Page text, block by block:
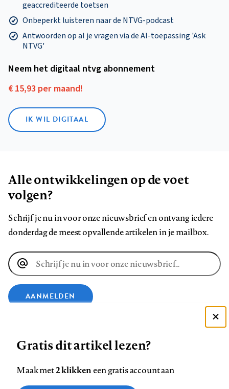
geaccrediteerde toetsen
Onbeperkt luisteren naar de NTVG-podcast
Antwoorden op al je vragen via de AI-toepassing 'Ask
NTVG'
Neem het digitaal ntvg abonnement
€ 15,93 per maand!
IK WIL DIGITAAL
Alle ontwikkelingen op de voet
volgen?
Schrijf je nu in voor onze nieuwsbrief en ontvang iedere
donderdag de meest opvallende artikelen in je mailbox.
E-
mailadres
AANMELDEN
ons
Zie onze cookie policy
Gratis dit artikel lezen?
Maak met2 klikkeneen gratis account aan